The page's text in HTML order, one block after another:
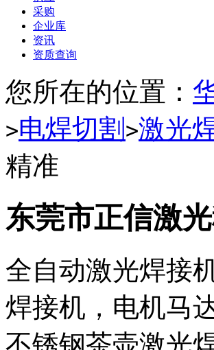
采购
企业库
资讯
资质查询
您所在的位置：
>电焊切割 >激光
精准
东莞市正信激
全自动激光焊接
焊接机，电机马
不锈钢茶壶激光